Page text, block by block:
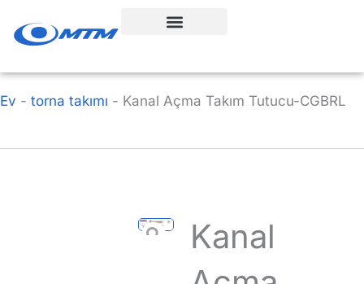
geç
Ev - torna takımı - Kanal Açma Takım Tutucu-CGBRL
Kanal